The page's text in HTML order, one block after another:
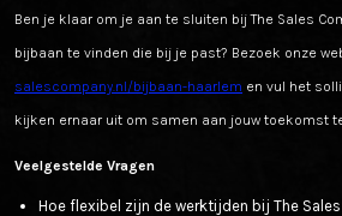
Ben je klaar om je aan te sluiten bij The Sales
bijbaan te vinden die bij je past? Bezoek onze
salescompany.nl/bijbaan-haarlem en vul het
kijken ernaar uit om samen aan jouw toekomst
Veelgestelde Vragen
Hoe flexibel zijn de werktijden bij The